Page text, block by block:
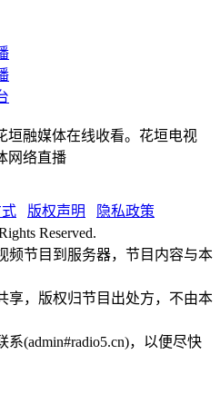
垣融媒体在线收看。花垣电视
网络直播
版权声明
隐私政策
Reserved.
频节目到服务器，节目内容与本
享，版权归节目出处方，不由本
(admin#radio5.cn)，以便尽快